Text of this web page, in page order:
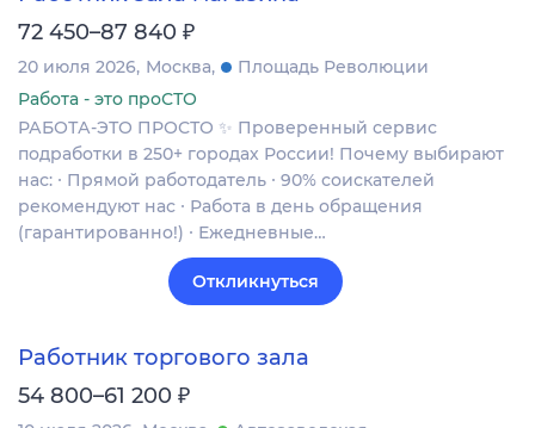
72 450–87 840 ₽
20 июля 2026 Москва
Площадь Революции
Работа - это проСТО
РАБОТА-ЭТО ПРОСТО ✨ Проверенный сервис
подработки в 250+ городах России! Почему выбирают
нас: ∙ Прямой работодатель ∙ 90% соискателей
рекомендуют нас ∙ Работа в день обращения
(гарантированно!) ∙ Ежедневные…
Откликнуться
Работник торгового зала
54 800–61 200 ₽